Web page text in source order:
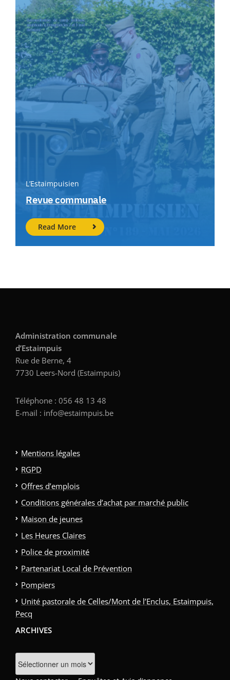
L’Estaimpuisien
Revue communale
Read More
Administration communale
d’Estaimpuis
Rue de Berne, 4
7730 Leers-Nord (Estaimpuis)
Téléphone : 056 48 13 48
E-mail : info@estaimpuis.be
Mentions légales
RGPD
Offres d’emplois
Conditions générales d’achat par marché public
Maison de jeunes
Les Heures Claires
Police de proximité
Partenariat Local de Prévention
Pompiers
Unité pastorale de Celles/Mont de l’Enclus, Estaimpuis,
Pecq
ARCHIVES